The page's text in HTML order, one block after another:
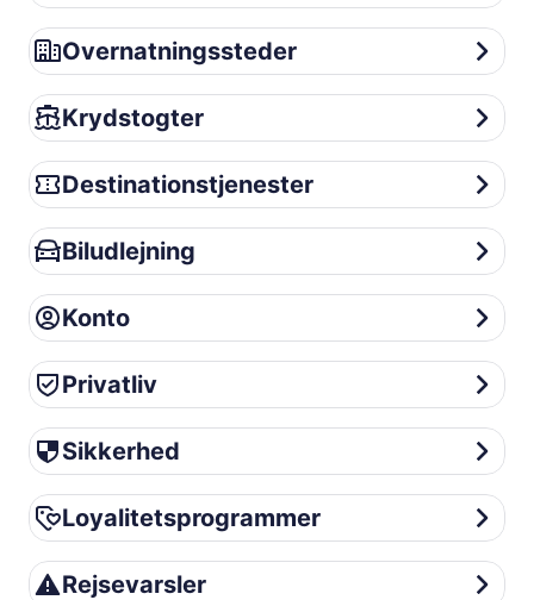
Overnatningssteder
Overnatningssteder
Krydstogter
Krydstogter
Destinationstjenester
Destinationstjenester
Biludlejning
Biludlejning
Konto
Konto
Privatliv
Privatliv
Sikkerhed
Sikkerhed
Loyalitetsprogrammer
Loyalitetsprogrammer
Rejsevarsler
Rejsevarsler